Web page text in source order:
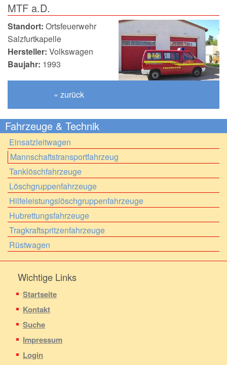
MTF a.D.
Standort: Ortsfeuerwehr
Salzfurtkapelle
Hersteller: Volkswagen
Baujahr: 1993
« zurück
Fahrzeuge & Technik
Einsatzleitwagen
Mannschaftstransportfahrzeug
Tanklöschfahrzeuge
Löschgruppenfahrzeuge
Hilfeleistungslöschgruppenfahrzeuge
Hubrettungsfahrzeuge
Tragkraftspritzenfahrzeuge
Rüstwagen
Wichtige Links
Startseite
Kontakt
Suche
Impressum
Login